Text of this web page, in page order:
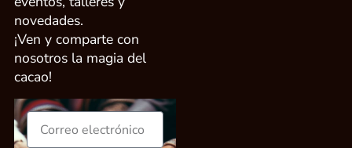
novedades.
¡Ven y comparte con
nosotros la magia del
cacao!